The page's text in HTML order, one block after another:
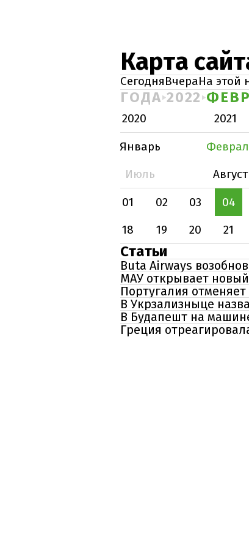
Карта
СегодняВчераНа этой
ГОДА 2022
2020 2021
Январь
Июль
Август
01
02 03 04
18
19 20 21
Статьи
Buta Airways
МАУ открывает новый
Португалия
В Укрзализныце
В Будапешт на
Греция